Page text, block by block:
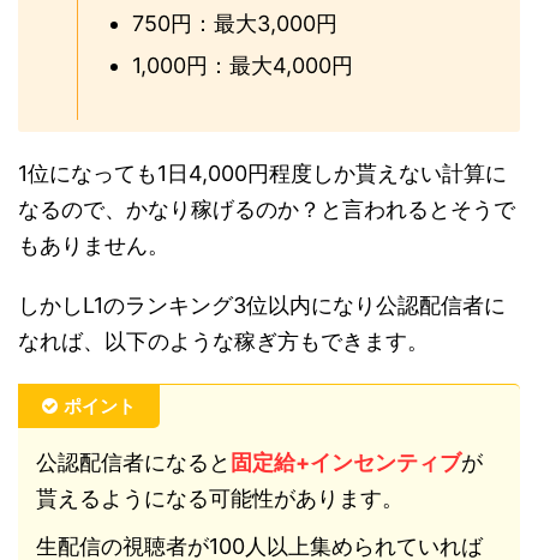
750円：最大3,000円
1,000円：最大4,000円
1位になっても1日4,000円程度しか貰えない計算に
なるので、かなり稼げるのか？と言われるとそうで
もありません。
しかしL1のランキング3位以内になり公認配信者に
なれば、以下のような稼ぎ方もできます。
ポイント
公認配信者になると 固定給+インセンティブが
貰えるようになる可能性があります。
生配信の視聴者が100人以上集められていれば